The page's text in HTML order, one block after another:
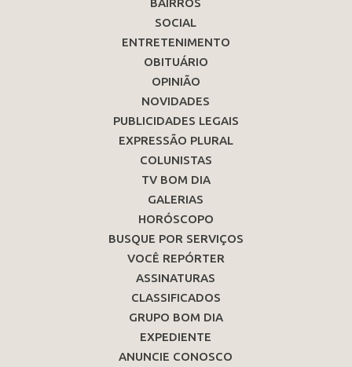
BAIRROS
SOCIAL
ENTRETENIMENTO
OBITUÁRIO
OPINIÃO
NOVIDADES
PUBLICIDADES LEGAIS
EXPRESSÃO PLURAL
COLUNISTAS
TV BOM DIA
GALERIAS
HORÓSCOPO
BUSQUE POR SERVIÇOS
VOCÊ REPÓRTER
ASSINATURAS
CLASSIFICADOS
GRUPO BOM DIA
EXPEDIENTE
ANUNCIE CONOSCO